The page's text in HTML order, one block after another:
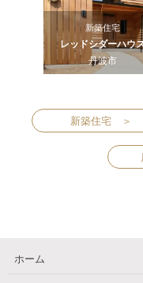
新築住宅
レッドシダーハウ
丹波市
新築住宅 ＞
ホーム